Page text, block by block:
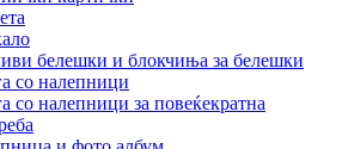
белешки и блокчиња за белешки
со налепници
со налепници за повеќекратна